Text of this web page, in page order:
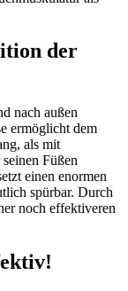
der
nach außen
ermöglicht dem
als mit
Füßen
einen enormen
spürbar. Durch
noch effektiveren